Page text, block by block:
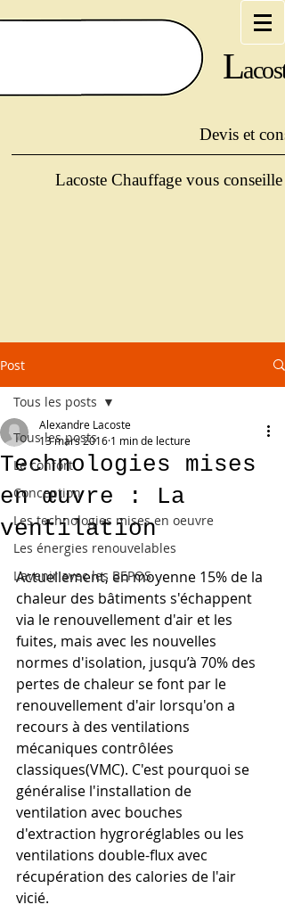
L
Devis et
Lacoste Chauffage vous
Post
Tous les posts
Le confort
Conception
Les technologies mises en oeuvre
Les énergies renouvelables
L'avenir avec les BEPOS
Tous les posts
Technologies mises
en œuvre : La
ventilation
Alexandre Lacoste
13 mars 2016 1 min de lecture
Actuellement, en moyenne 15% de la
chaleur des bâtiments s'échappent
via le renouvellement d'air et les
fuites, mais avec les nouvelles
normes d'isolation, jusqu’à 70% des
pertes de chaleur se font par le
renouvellement d'air lorsqu'on a
recours à des ventilations
mécaniques contrôlées
classiques(VMC). C'est pourquoi se
généralise l'installation de
ventilation avec bouches
d'extraction hygroréglables ou les
ventilations double-flux avec
récupération des calories de l'air
vicié.